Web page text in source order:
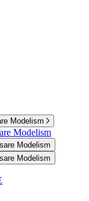
Modelism
Modelism
Modelism
Modelism